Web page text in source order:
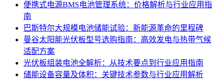
便携式电源BMS电池管理系统：价格解析与行业应用指
南
巴斯特尔大规模电池储能试验：新能源革命的里程碑
曼谷太阳能光伏板型号选购指南：高效发电与热带气候
适配方案
光伏板组装电池全解析：从技术要点到行业应用指南
储能设备容量及体积：关键技术参数与行业应用解析